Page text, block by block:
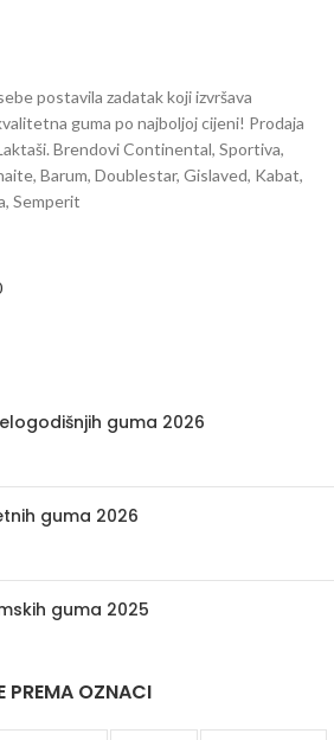
postavila zadatak koji izvršava
guma po najboljoj cijeni! Prodaja
Brendovi Continental, Sportiva,
Barum, Doublestar, Gislaved, Kabat,
Semperit
guma 2026
guma 2026
guma 2025
PREMA OZNACI